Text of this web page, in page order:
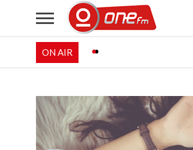
ON AIR